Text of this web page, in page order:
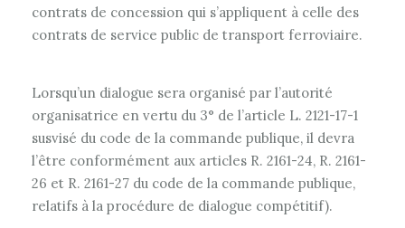
contrats de concession qui s’appliquent à celle des
contrats de service public de transport ferroviaire.
Lorsqu’un dialogue sera organisé par l’autorité
organisatrice en vertu du 3° de l’article L. 2121-17-1
susvisé du code de la commande publique, il devra
l’être conformément aux articles R. 2161-24, R. 2161-
26 et R. 2161-27 du code de la commande publique,
relatifs à la procédure de dialogue compétitif).